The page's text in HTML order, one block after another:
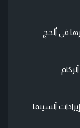
في ٱلحج
ٱلسينما